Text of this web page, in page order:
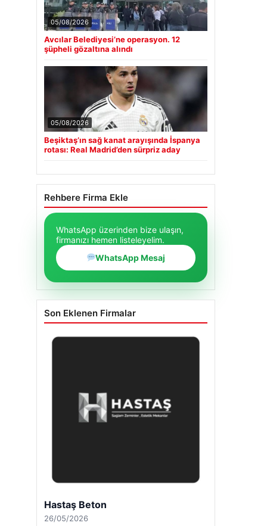
05/08/2026
Avcılar Belediyesi’ne operasyon. 12
şüpheli gözaltına alındı
05/08/2026
Beşiktaş’ın sağ kanat arayışında İspanya
rotası: Real Madrid’den sürpriz aday
Rehbere Firma Ekle
WhatsApp üzerinden bize ulaşın,
firmanızı hemen listeleyelim.
WhatsApp Mesaj
Son Eklenen Firmalar
Hastaş Beton
26/05/2026